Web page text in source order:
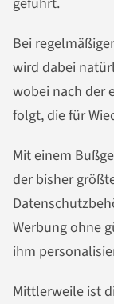
Bei
wird dabei
wobei nach der
folgt, die für
Mit einem
der bisher
Werbung ohne
ihm
Mittlerweile ist